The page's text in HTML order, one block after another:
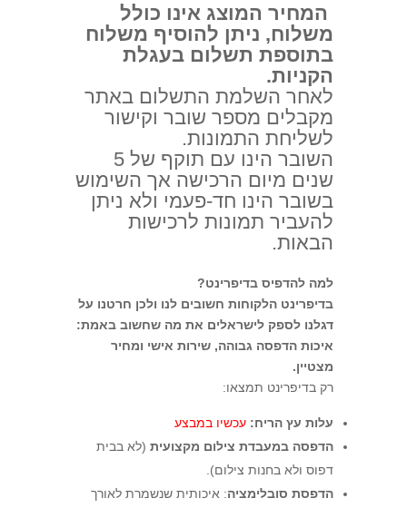
המחיר המוצג אינו כולל
משלוח, ניתן להוסיף משלוח
בתוספת תשלום בעגלת
הקניות.
לאחר השלמת התשלום באתר
מקבלים מספר שובר וקישור
לשליחת התמונות.
השובר הינו עם תוקף של 5
שנים מיום הרכישה אך השימוש
בשובר הינו חד-פעמי ולא ניתן
להעביר תמונות לרכישות
הבאות.
למה להדפיס בדיפרינט?
בדיפרינט הלקוחות חשובים לנו ולכן חרטנו על
דגלנו לספק לישראלים את מה שחשוב באמת:
איכות הדפסה גבוהה, שירות אישי ומחיר
מצטיין.
רק בדיפרינט תמצאו:
עלות עץ הריח: עכשיו במבצע
הדפסה במעבדת צילום מקצועית(לא בבית
דפוס ולא בחנות צילום).
הדפסת סובלימציה: איכותית שנשמרת לאורך